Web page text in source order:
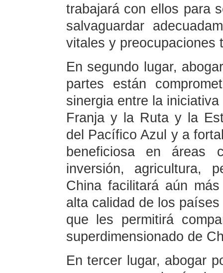
trabajará con ellos para
salvaguardar
vitales y preocupaciones
En segundo lugar,
partes están
sinergia entre la
Franja y la Ruta y la
del Pacífico Azul y a
beneficiosa en áreas
inversión, agricultura,
China facilitará aún
alta calidad de los
que les permitirá
superdimensionado de
En tercer lugar, abogar